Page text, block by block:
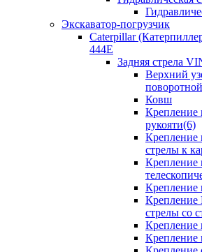
Экскаватор-погрузчик
Caterpillar
444E
Задняя стрела
Верхний
Ковш
Крепление
рукояти(6)
Крепление
стрелы к
Крепление
Крепление
Крепление
стрелы со
Крепление
Крепление